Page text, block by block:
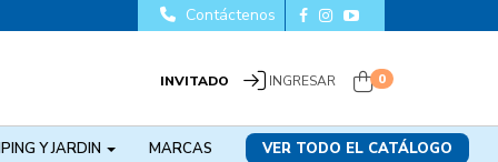
INVITADO INGRESAR 0
Y JARDIN MARCAS VER TODO EL CATÁLOGO
Contáctenos